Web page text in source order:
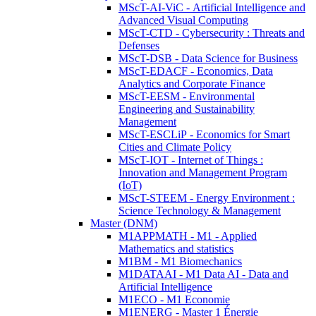
MScT-AI-ViC - Artificial Intelligence and
Advanced Visual Computing
MScT-CTD - Cybersecurity : Threats and
Defenses
MScT-DSB - Data Science for Business
MScT-EDACF - Economics, Data
Analytics and Corporate Finance
MScT-EESM - Environmental
Engineering and Sustainability
Management
MScT-ESCLiP - Economics for Smart
Cities and Climate Policy
MScT-IOT - Internet of Things :
Innovation and Management Program
(IoT)
MScT-STEEM - Energy Environment :
Science Technology & Management
Master (DNM)
M1APPMATH - M1 - Applied
Mathematics and statistics
M1BM - M1 Biomechanics
M1DATAAI - M1 Data AI - Data and
Artificial Intelligence
M1ECO - M1 Economie
M1ENERG - Master 1 Énergie